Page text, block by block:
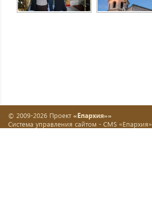
© 2009-2026 Проект «Епархия»»
Система управления сайтом - CMS «Епархия»